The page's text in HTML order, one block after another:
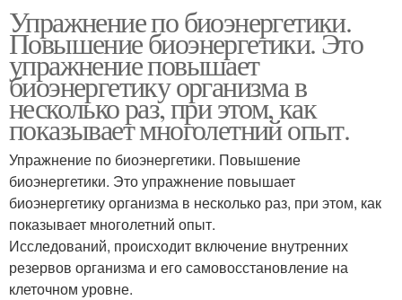
Упражнение по биоэнергетики.
Повышение биоэнергетики. Это
упражнение повышает
биоэнергетику организма в
несколько раз, при этом, как
показывает многолетний опыт.
Упражнение по биоэнергетики. Повышение
биоэнергетики. Это упражнение повышает
биоэнергетику организма в несколько раз, при этом, как
показывает многолетний опыт.
Исследований, происходит включение внутренних
резервов организма и его самовосстановление на
клеточном уровне.